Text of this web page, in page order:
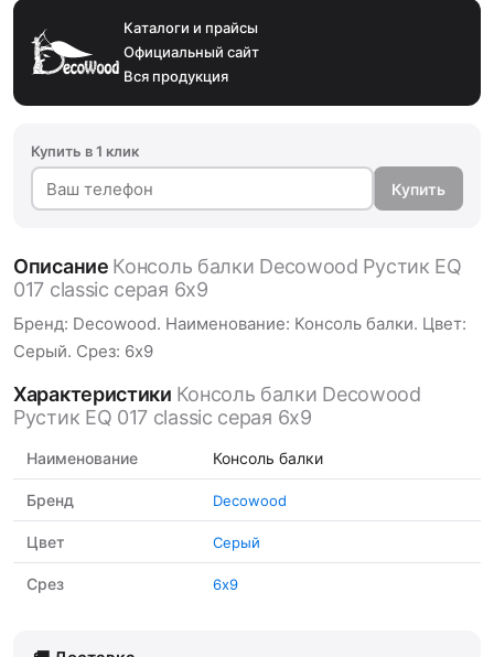
Каталоги и прайсы
Официальный сайт
Вся продукция
Купить в 1 клик
Купить
Описание Консоль балки Decowood Рустик EQ
017 classic серая 6х9
Бренд: Decowood. Наименование: Консоль балки. Цвет:
Серый. Срез: 6х9
Характеристики Консоль балки Decowood
Рустик EQ 017 classic серая 6х9
Наименование Консоль балки
Бренд Decowood
Цвет Серый
Срез 6х9